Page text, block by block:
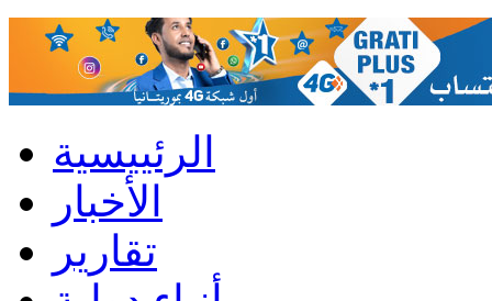
الرئييسية
الأخبار
تقارير